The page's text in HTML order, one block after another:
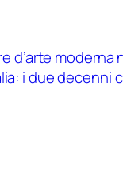
d’arte moderna
i due decenni